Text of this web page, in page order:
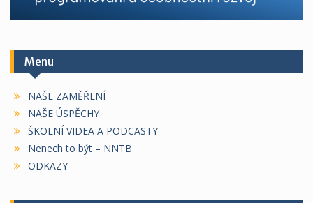
Menu
NAŠE ZAMĚŘENÍ
NAŠE ÚSPĚCHY
ŠKOLNÍ VIDEA A PODCASTY
Nenech to být – NNTB
ODKAZY